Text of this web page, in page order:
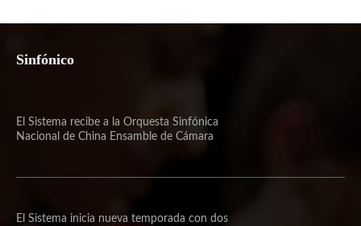
Sinfónico
El Sistema recibe a la Orquesta Sinfónica
Nacional de China Ensamble de Cámara
El Sistema inicia nueva temporada con dos